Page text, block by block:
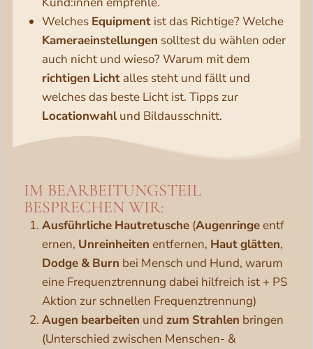
Welches Equipmentist das Richtige? Welche
Kameraeinstellungen solltest du wählen oder
auch nicht und wieso? Warum mit dem
richtigen Lichtalles steht und fällt und
welches das beste Licht ist. Tipps zur
Locationwahlund Bildausschnitt.
IM BEARBEITUNGSTEIL
BESPRECHEN WIR:
Ausführliche Hautretusche(Augenringeentf
ernen, Unreinheiten entfernen, Hautglätten,
Dodge & Burn bei Mensch und Hund, warum
eine Frequenztrennung dabei hilfreich ist + PS
Aktion zur schnellen Frequenztrennung)
Augen bearbeiten und zum Strahlen bringen
(Unterschied zwischen Menschen- &